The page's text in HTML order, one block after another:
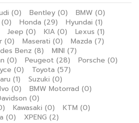
(0) Bentley (0) BMW (0)
(0) Honda (29) Hyundai (1)
Jeep (0) KIA (0) Lexus (1)
(0) Maserati (0) Mazda (7)
Benz (8) MINI (7)
(0) Peugeot (28) Porsche (0)
(0) Toyota (57)
(1) Suzuki (0)
(0) BMW Motorrad (0)
(0)
Kawasaki (0) KTM (0)
(0) XPENG (2)